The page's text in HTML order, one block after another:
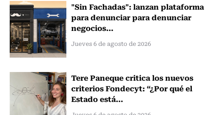
"Sin Fachadas": lanzan plataforma
para denunciar para denunciar
negocios...
Jueves 6 de agosto de 2026
Tere Paneque critica los nuevos
criterios Fondecyt: “¿Por qué el
Estado está...